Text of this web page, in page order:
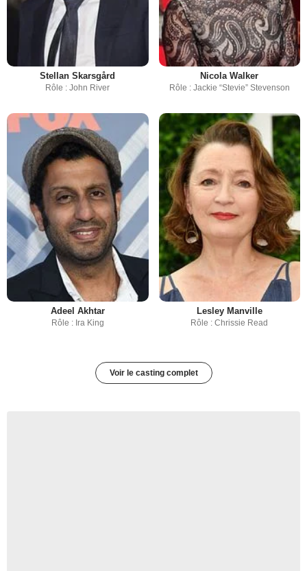
Stellan Skarsgård
Rôle : John River
Nicola Walker
Rôle : Jackie “Stevie” Stevenson
Adeel Akhtar
Rôle : Ira King
Lesley Manville
Rôle : Chrissie Read
Voir le casting complet